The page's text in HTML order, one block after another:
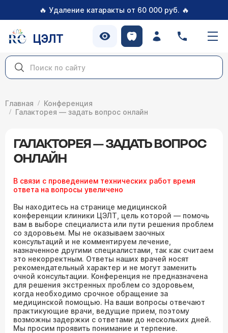
🔥 Удаление катаракты от 60 000 руб. 🔥
ЦЭЛТ
Главная
Конференция
Галакторея — задать вопрос онлайн
ГАЛАКТОРЕЯ — ЗАДАТЬ ВОПРОС
ОНЛАЙН
В связи с проведением технических работ время
ответа на вопросы увеличено
Вы находитесь на странице медицинской
конференции клиники ЦЭЛТ, цель которой — помочь
вам в выборе специалиста или пути решения проблем
со здоровьем. Мы не оказываем заочных
консультаций и не комментируем лечение,
назначенное другими специалистами, так как считаем
это некорректным. Ответы наших врачей носят
рекомендательный характер и не могут заменить
очной консультации. Конференция не предназначена
для решения экстренных проблем со здоровьем,
когда необходимо срочное обращение за
медицинской помощью. На ваши вопросы отвечают
практикующие врачи, ведущие прием, поэтому
возможны задержки с ответами до нескольких дней.
Мы просим проявить понимание и терпение.